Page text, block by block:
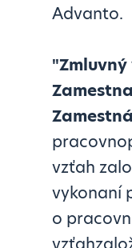
Advanto.
vzťah
vykonaní
o